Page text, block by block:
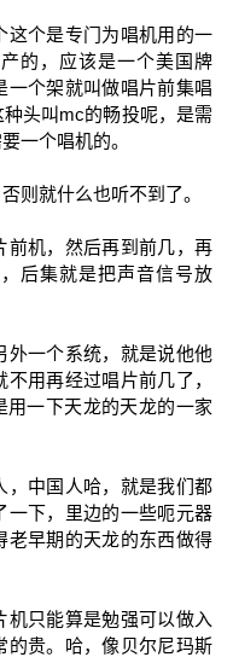
这个是专门为唱机用的一
的，应该是一个美国牌
一个架就叫做唱片前集唱
头叫mc的畅投呢，是需
一个唱机的。
则就什么也听不到了。
前机，然后再到前几，再
后集就是把声音信号放
外一个系统，就是说他他
用再经过唱片前几了，
用一下天龙的天龙的一家
，中国人哈，就是我们都
一下，里边的一些呃元器
老早期的天龙的东西做得
机只能算是勉强可以做入
的贵。哈，像贝尔尼玛斯